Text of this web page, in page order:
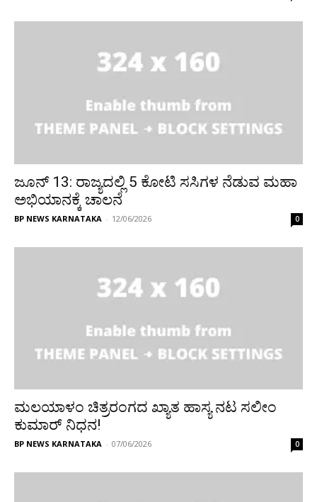
ಜೂನ್ 13: ರಾಜ್ಯದಲ್ಲಿ 5 ಕೋಟಿ ಸಸಿಗಳ ನೆಡುವ ಮಹಾ
ಅಭಿಯಾನಕ್ಕೆ ಚಾಲನೆ
BP NEWS KARNATAKA - 12/06/2026 0
ಮಲಯಾಳಂ ಚಿತ್ರರಂಗದ ಖ್ಯಾತ ಹಾಸ್ಯ ನಟ ಸಲೀಂ
ಕುಮಾರ್ ನಿಧನ!
BP NEWS KARNATAKA - 07/06/2026 0